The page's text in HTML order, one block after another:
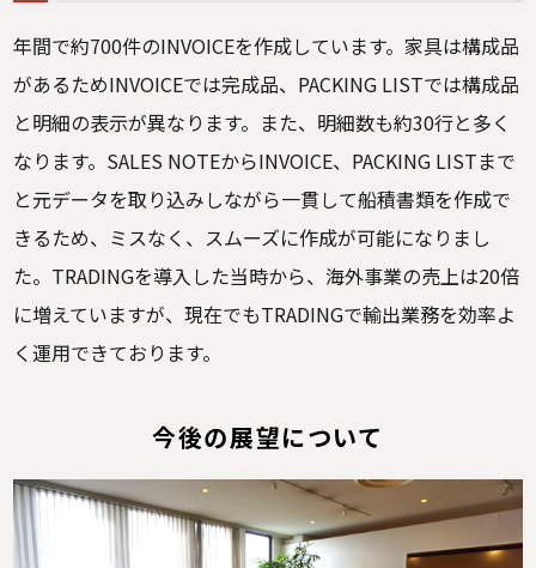
年間で約700件のINVOICEを作成しています。家具は構成品
があるためINVOICEでは完成品、PACKING LISTでは構成品
と明細の表示が異なります。また、明細数も約30行と多く
なります。SALES NOTEからINVOICE、PACKING LISTまで
と元データを取り込みしながら一貫して船積書類を作成で
きるため、ミスなく、スムーズに作成が可能になりまし
た。TRADINGを導入した当時から、海外事業の売上は20倍
に増えていますが、現在でもTRADINGで輸出業務を効率よ
く運用できております。
今後の展望について